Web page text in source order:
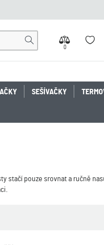
0
0
SEŠÍVAČKY
stačí pouze srovnat a ručně